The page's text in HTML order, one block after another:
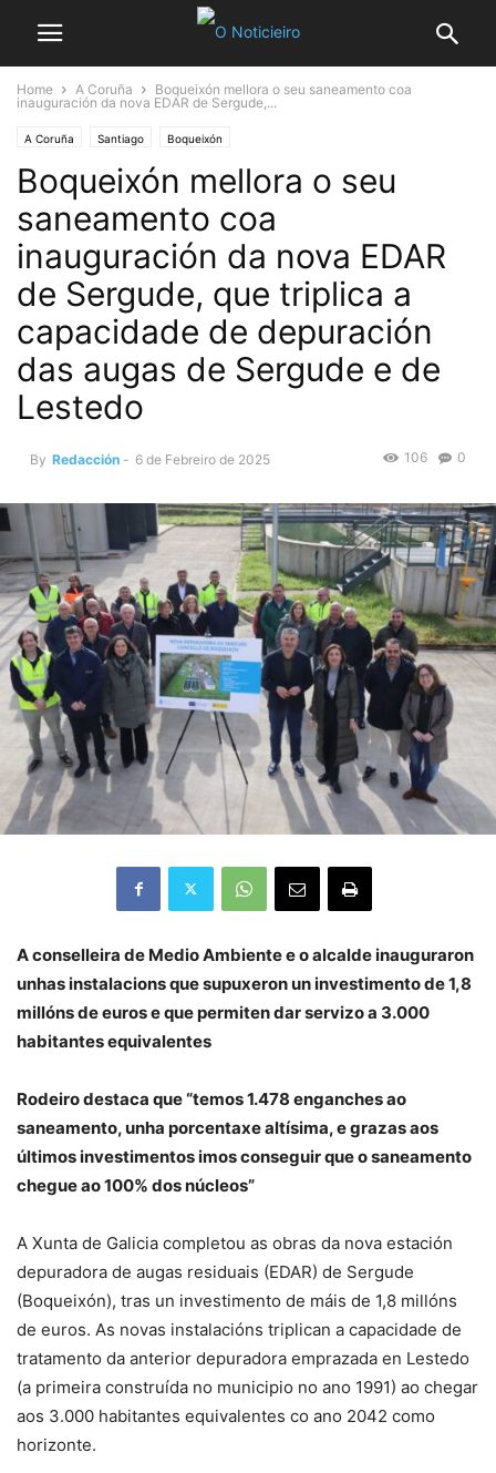
Home A Coruña
Boqueixón mellora o seu saneamento coa
inauguración da nova EDAR de Sergude,...
A Coruña Santiago Boqueixón
Boqueixón mellora o seu
saneamento coa
inauguración da nova EDAR
de Sergude, que triplica a
capacidade de depuración
das augas de Sergude e de
Lestedo
By Redacción - 6 de Febreiro de 2025 0
106
A conselleira de Medio Ambiente e o alcalde inauguraron
unhas instalacions que supuxeron un investimento de 1,8
millóns de euros e que permiten dar servizo a 3.000
habitantes equivalentes
Rodeiro destaca que “temos 1.478 enganches ao
saneamento, unha porcentaxe altísima, e grazas aos
últimos investimentos imos conseguir que o saneamento
chegue ao 100% dos núcleos”
A Xunta de Galicia completou as obras da nova estación
depuradora de augas residuais (EDAR) de Sergude
(Boqueixón), tras un investimento de máis de 1,8 millóns
de euros. As novas instalacións triplican a capacidade de
tratamento da anterior depuradora emprazada en Lestedo
(a primeira construída no municipio no ano 1991) ao chegar
aos 3.000 habitantes equivalentes co ano 2042 como
horizonte.